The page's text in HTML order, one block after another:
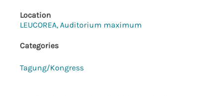
Location
LEUCOREA, Auditorium maximum
Categories
Tagung/Kongress